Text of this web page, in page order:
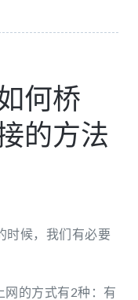
何桥
的方法
时候，我们有必要
的方式有2种：有